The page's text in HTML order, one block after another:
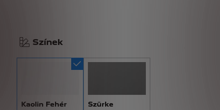
Színek
Kaolin Fehér
Szürke